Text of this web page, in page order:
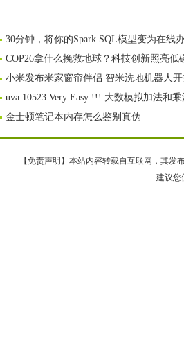
30分钟，将你的Spark SQL模型变为在线
COP26拿什么挽救地球？科技创新照亮低
小米发布米家窗帘伴侣 智米洗地机器人
uva 10523 Very Easy !!! 大数模拟加法和乘
金士顿笔记本内存怎么鉴别真伪
【免责声明】本站内容转载自互联网，其
建议您